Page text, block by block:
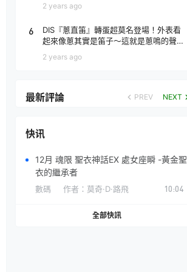
2 years ago
6
DIS『蔥直笛』轉蛋超莫名登場！外表看
起來像蔥其實是笛子～這就是蔥鳴的聲音
2 years ago
最新評論 PREV NEXT
快讯
12月 魂限 聖衣神話EX 處女座瞬 -黃金聖
衣的繼承者
數碼 作者： 莫奇·D·路飛 10:04
全部快訊